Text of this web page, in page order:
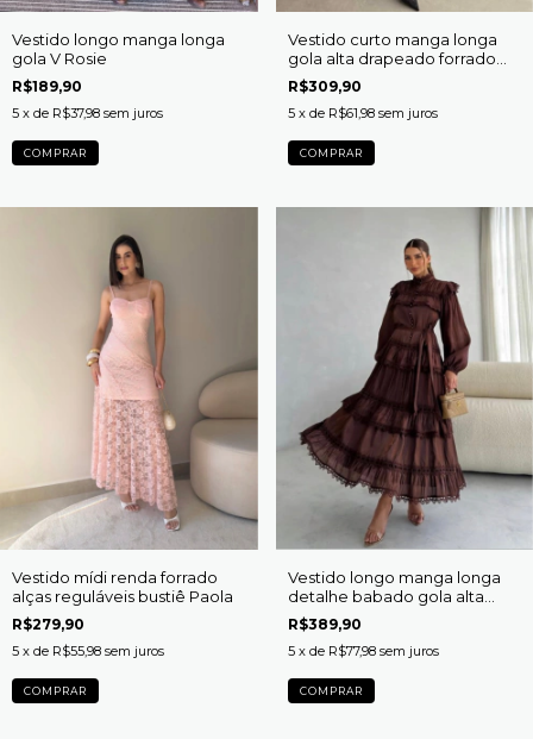
Vestido longo manga longa
gola V Rosie
R$189,90
5 x de R$37,98 sem juros
COMPRAR
Vestido curto manga longa
gola alta drapeado forrado
Pati
R$309,90
5 x de R$61,98 sem juros
COMPRAR
Vestido mídi renda forrado
alças reguláveis bustiê Paola
R$279,90
5 x de R$55,98 sem juros
COMPRAR
Vestido longo manga longa
detalhe babado gola alta
Lúcia
R$389,90
5 x de R$77,98 sem juros
COMPRAR